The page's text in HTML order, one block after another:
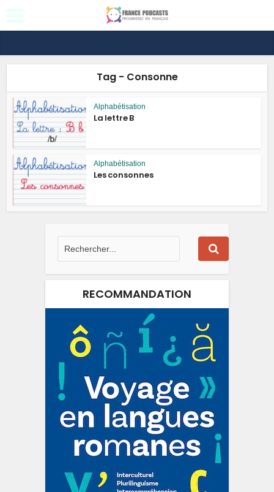
Tag - Consonne
Alphabétisation
La lettre B
Alphabétisation
Les consonnes
RECOMMANDATION